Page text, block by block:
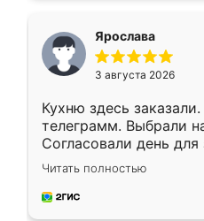
Ярослава
3 августа 2026
Кухню здесь
телеграмм. Выбрали
Согласовали день
недели кухня была
довольны работой.
мебель за
Читать полностью